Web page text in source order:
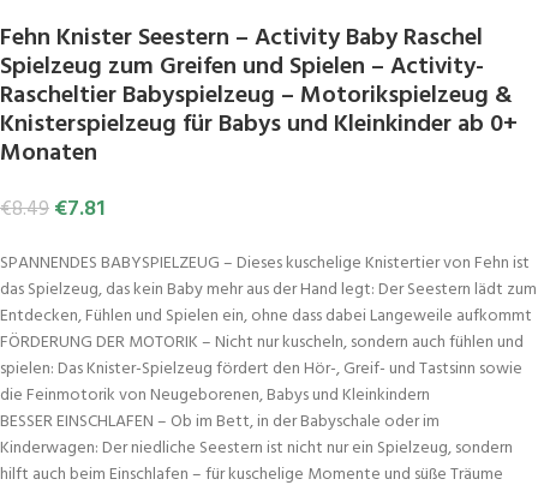
Fehn Knister Seestern – Activity Baby Raschel
Spielzeug zum Greifen und Spielen – Activity-
Rascheltier Babyspielzeug – Motorikspielzeug &
Knisterspielzeug für Babys und Kleinkinder ab 0+
Monaten
€8.49€7.81
SPANNENDES BABYSPIELZEUG – Dieses kuschelige Knistertier von Fehn ist
das Spielzeug, das kein Baby mehr aus der Hand legt: Der Seestern lädt zum
Entdecken, Fühlen und Spielen ein, ohne dass dabei Langeweile aufkommt
FÖRDERUNG DER MOTORIK – Nicht nur kuscheln, sondern auch fühlen und
spielen: Das Knister-Spielzeug fördert den Hör-, Greif- und Tastsinn sowie
die Feinmotorik von Neugeborenen, Babys und Kleinkindern
BESSER EINSCHLAFEN – Ob im Bett, in der Babyschale oder im
Kinderwagen: Der niedliche Seestern ist nicht nur ein Spielzeug, sondern
hilft auch beim Einschlafen – für kuschelige Momente und süße Träume